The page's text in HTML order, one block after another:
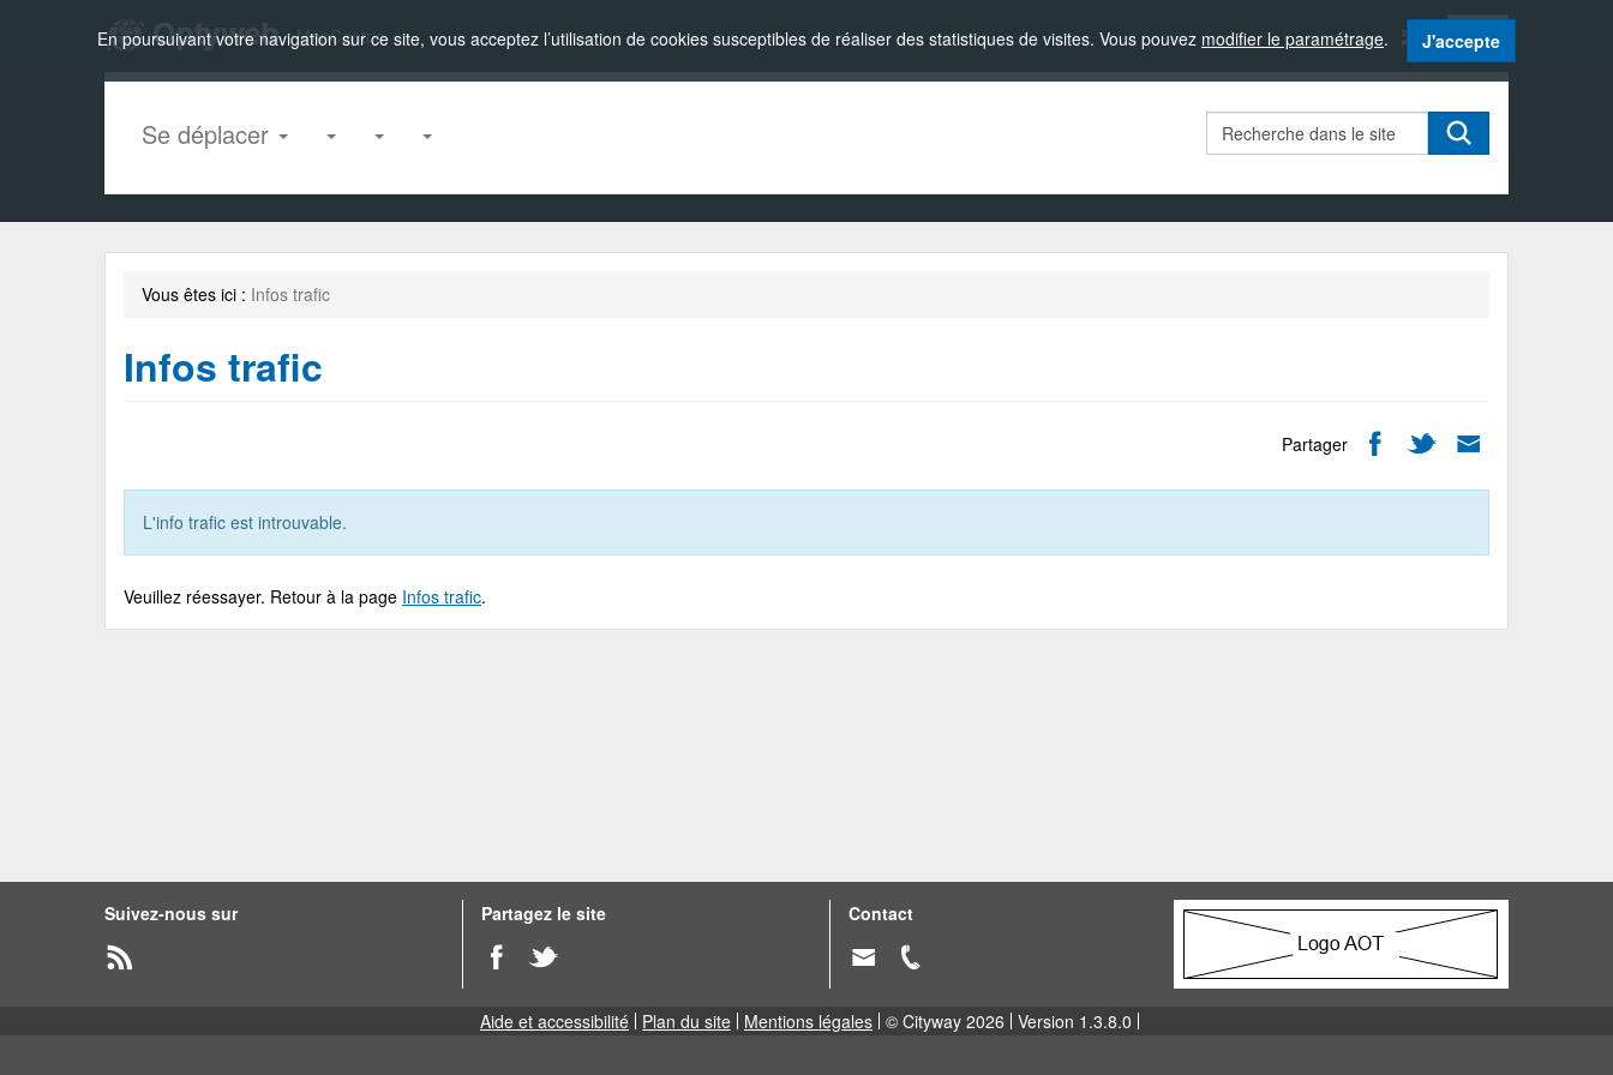
En poursuivant votre navigation sur ce site, vous acceptez l’utilisation de cookies susceptibles de réaliser des statistiques de visites. Vous pouvez modifier le paramétrage. J'accepte
MapCentric
Langue
active
:
Français
Se déplacer Rechercher
Vous êtes ici : Infos trafic
Infos trafic
Partager
L'info trafic est introuvable.
Veuillez réessayer. Retour à la page Infos trafic.
Suivez-nous sur Partagez le site Contact
Aide et accessibilité Plan du site Mentions légales © Cityway 2026 Version 1.3.8.0